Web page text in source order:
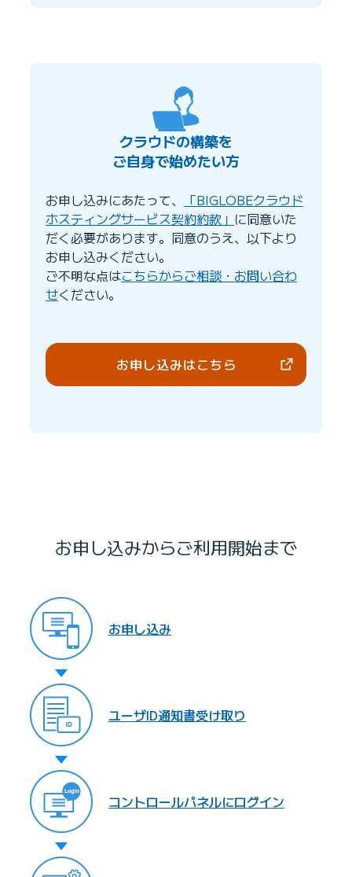
クラウドの構築を
ご自身で始めたい方
お申し込みにあたって、
「BIGLOBEクラウド
ホスティングサービス契約約款」 に同意いた
だく必要があります。同意のうえ、以下より
お申し込みください。
ご不明な点はこちらからご相談・お問い合わ
せください。
お申し込みはこちら
お申し込みからご利用開始まで
お申し込み
ユーザID通知書受け取り
コントロールパネルにログイン